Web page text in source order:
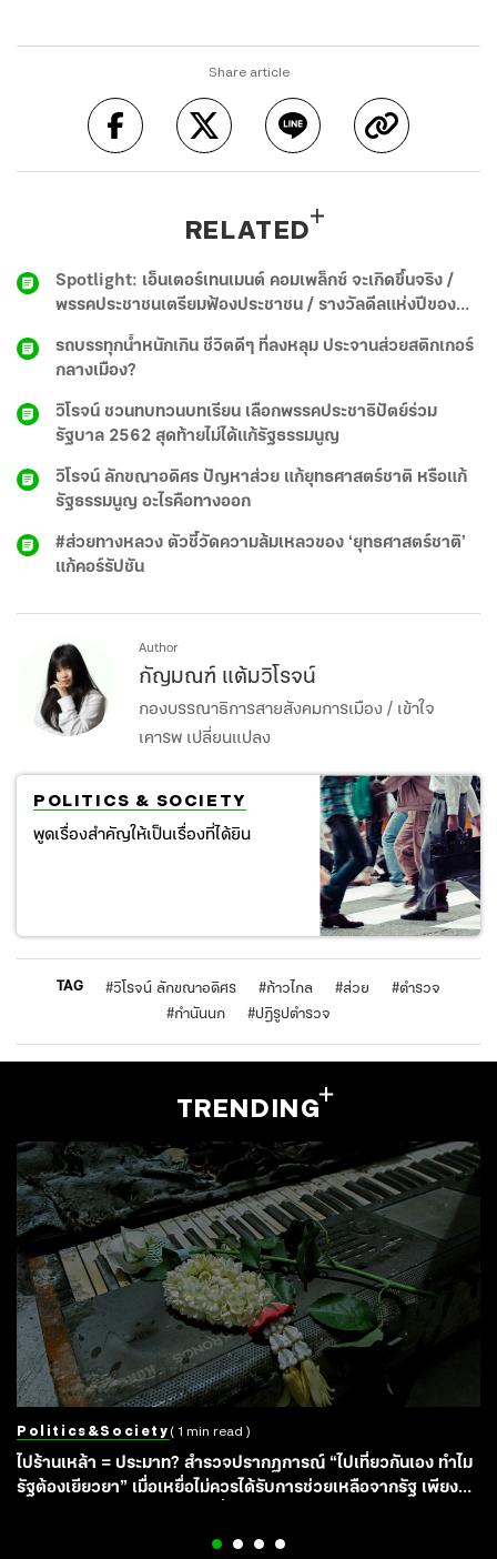
Share article
RELATED
Spotlight: เอ็นเตอร์เทนเมนต์ คอมเพล็กซ์ จะเกิดขึ้นจริง /
พรรคประชาชนเตรียมฟ้องประชาชน / รางวัลดีลแห่งปีของ
True - Dtac
รถบรรทุกน้ำหนักเกิน ชีวิตดีๆ ที่ลงหลุม ประจานส่วยสติกเกอร์
กลางเมือง?
วิโรจน์ ชวนทบทวนบทเรียน เลือกพรรคประชาธิปัตย์ร่วม
รัฐบาล 2562 สุดท้ายไม่ได้แก้รัฐธรรมนูญ
วิโรจน์ ลักขณาอดิศร ปัญหาส่วย แก้ยุทธศาสตร์ชาติ หรือแก้
รัฐธรรมนูญ อะไรคือทางออก
#ส่วยทางหลวง ตัวชี้วัดความล้มเหลวของ ‘ยุทธศาสตร์ชาติ’
แก้คอร์รัปชัน
Author
กัญมณฑ์ แต้มวิโรจน์
กองบรรณาธิการสายสังคมการเมือง / เข้าใจ
เคารพ เปลี่ยนแปลง
POLITICS & SOCIETY
พูดเรื่องสำคัญให้เป็นเรื่องที่ได้ยิน
TAG #วิโรจน์ ลักขณาอดิศร #ก้าวไกล #ส่วย #ตำรวจ
#กำนันนก #ปฏิรูปตำรวจ
TRENDING
Politics&society ( 1 min read )
ไปร้านเหล้า = ประมาท? สำรวจปรากฏการณ์ “ไปเที่ยวกันเอง ทำไม
รัฐต้องเยียวยา” เมื่อเหยื่อไม่ควรได้รับการช่วยเหลือจากรัฐ เพียง